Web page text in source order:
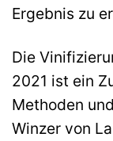
Ergebnis zu
Die
2021 ist ein
Methoden
Winzer von